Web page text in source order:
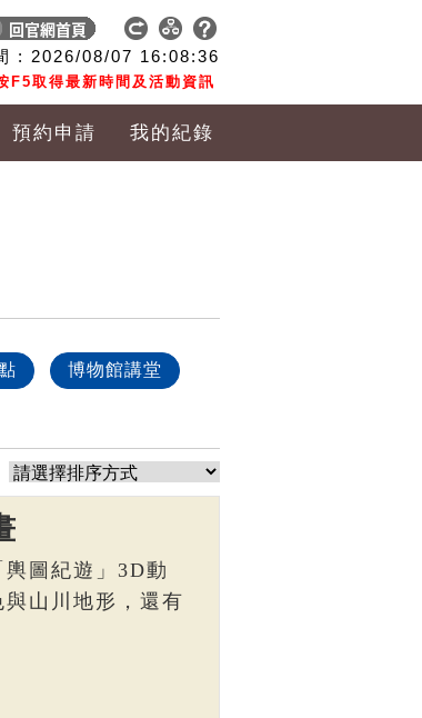
: 2026/08/07 16:08:36
F5取得最新時間及活動資訊
預約申請 我的紀錄
博物館講堂
圖紀遊」3D動
山川地形，還有